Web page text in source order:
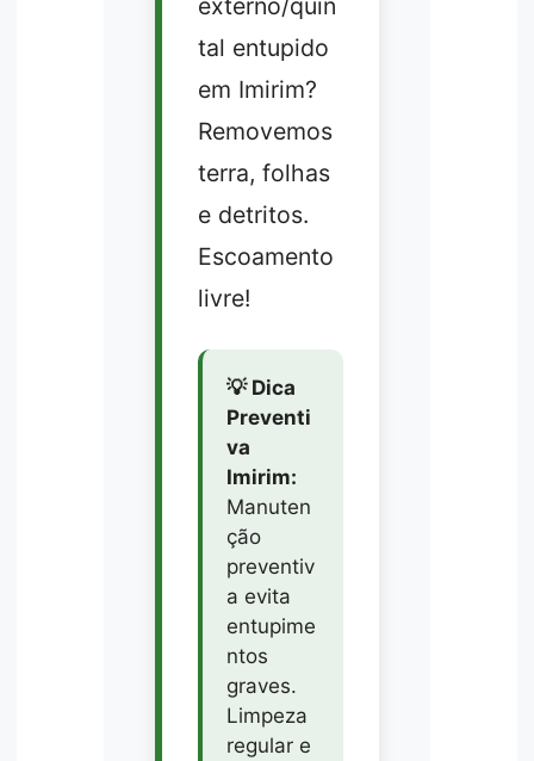
tal entupido
em Imirim?
Removemos
terra, folhas
e detritos.
Escoamento
livre!
💡 Dica
Preventi
va
Imirim:
Manuten
ção
preventiv
a evita
entupime
ntos
graves.
Limpeza
regular e